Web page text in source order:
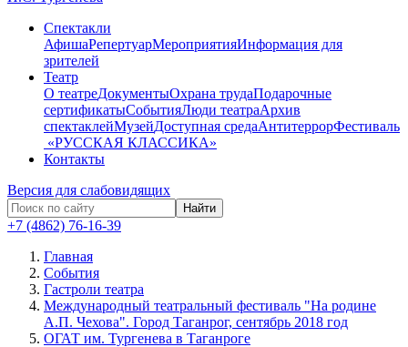
Спектакли
АфишаРепертуарМероприятияИнформация для
зрителей
Театр
О театреДокументыОхрана трудаПодарочные
сертификатыСобытияЛюди театраАрхив
спектаклейМузейДоступная средаАнтитеррорФестиваль
​ «РУССКАЯ КЛАССИКА»
Контакты
Версия для слабовидящих
Найти
+7 (4862) 76-16-39
Главная
События
Гастроли театра
Международный театральный фестиваль "На родине
А.П. Чехова". Город Таганрог, сентябрь 2018 год
ОГАТ им. Тургенева в Таганроге